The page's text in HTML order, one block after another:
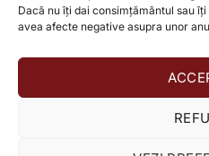
Dacă nu îți dai consimțământul sau
avea afecte negative asupra unor
AJUTĂ ȘI TU LA